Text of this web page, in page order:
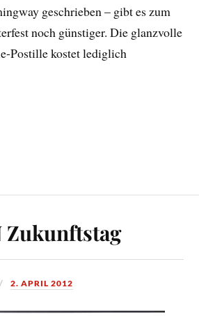
geschrieben – gibt es zum
noch günstiger. Die glanzvolle
Postille kostet lediglich
Zukunftstag
2. APRIL 2012